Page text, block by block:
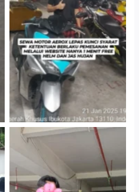
Cityplaza Jatinegara
Gedung Parkir P6A